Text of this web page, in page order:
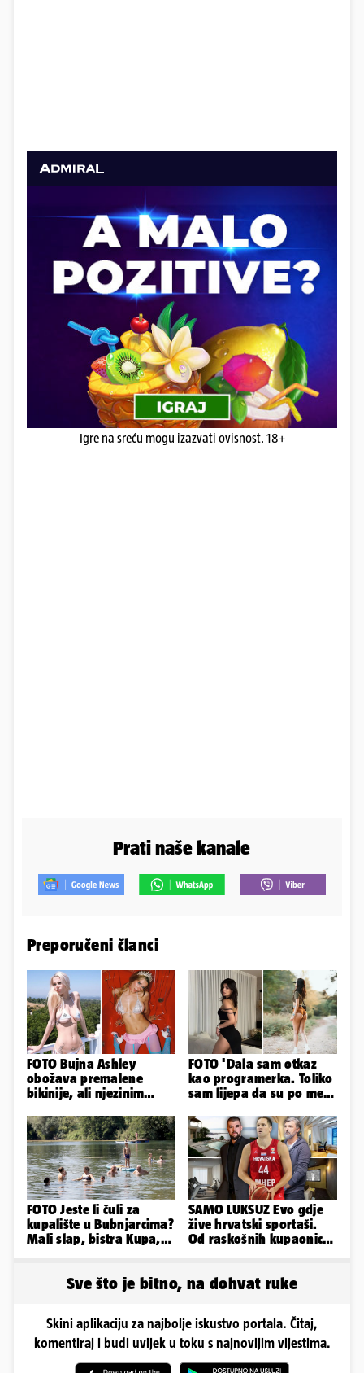
Igre na sreću mogu izazvati ovisnost. 18+
Prati naše kanale
Preporučeni članci
FOTO Bujna Ashley
obožava premalene
bikinije, ali njezinim
smeta
FOTO 'Dala sam otkaz
kao programerka. Toliko
sam lijepa da su po meni
FOTO Jeste li čuli za
kupalište u Bubnjarcima?
Mali slap, bistra Kupa,
SAMO LUKSUZ Evo gdje
žive hrvatski sportaši.
Od raskošnih kupaonica
Sve što je bitno, na dohvat ruke
Skini aplikaciju za najbolje iskustvo portala. Čitaj,
komentiraj i budi uvijek u toku s najnovijim vijestima.